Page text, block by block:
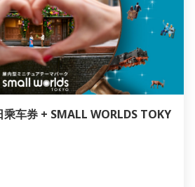
乘车券 + SMALL WORLDS TOKY